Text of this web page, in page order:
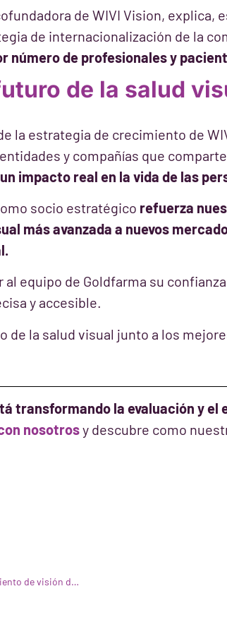
de WIVI Vision, explica,
de internacionalización de la
número de profesionales y
de la salud
la estrategia de crecimiento de
y compañías que
impacto real en la vida de las
socio estratégico refuerza
más avanzada a nuevos
equipo de Goldfarma su
y accesible.
de la salud visual junto a los
transformando la evaluación y
nosotrosy descubre como
WIVI Vision y Mad4Padel traen el entrenamiento de visión deportiva al pádel